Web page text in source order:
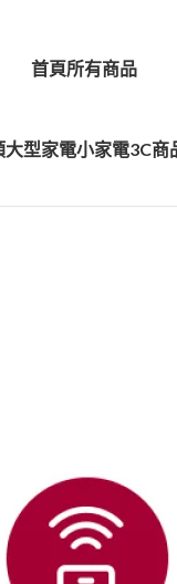
首頁所有商品
大型家電小家電3C商